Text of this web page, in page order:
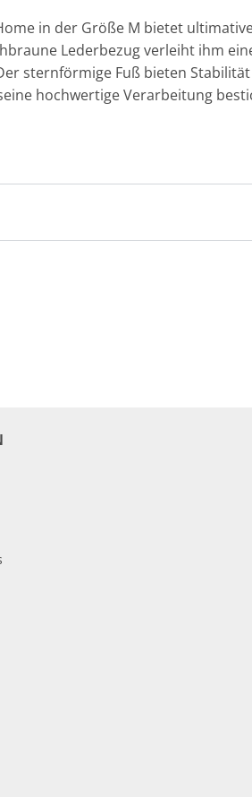
in der Größe M bietet
Lederbezug verleiht ihm
sternförmige Fuß bieten
hochwertige Verarbeitung